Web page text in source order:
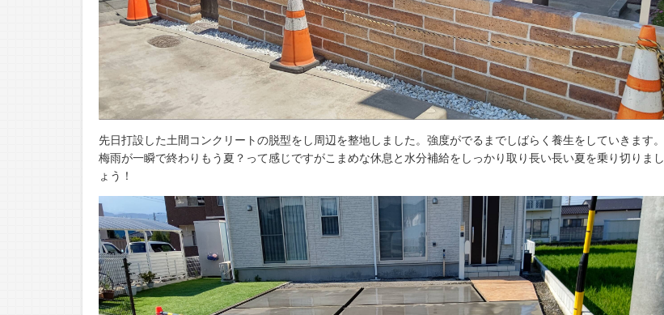
先日打設した土間コンクリートの脱型をし周辺を整地しました。強度がでるまでしばらく養生をしていきます。
梅雨が一瞬で終わりもう夏？って感じですがこまめな休息と水分補給をしっかり取り長い長い夏を乗り切りまし
ょう！